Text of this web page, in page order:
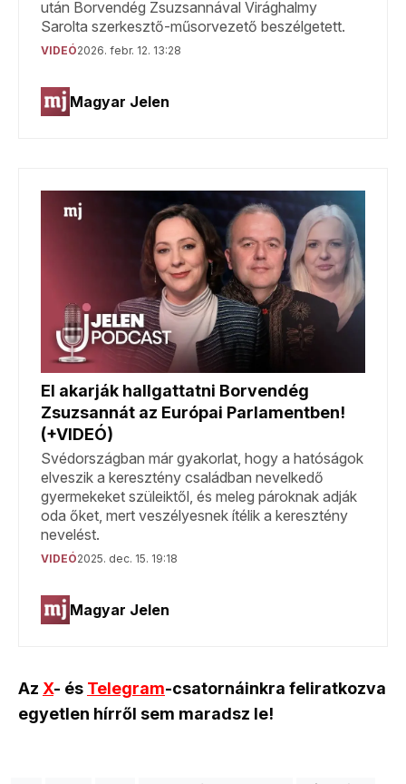
Az X- és Telegram-csatornáinkra feliratkozva
egyetlen hírről sem maradsz le!